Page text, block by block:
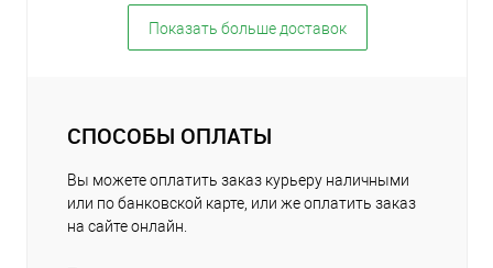
Показать больше доставок
СПОСОБЫ ОПЛАТЫ
Вы можете оплатить заказ курьеру наличными
или по банковской карте, или же оплатить заказ
на сайте онлайн.